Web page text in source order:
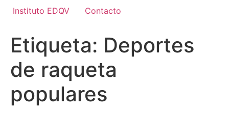
Instituto EDQV
Contacto
Etiqueta: Deportes
de raqueta
populares